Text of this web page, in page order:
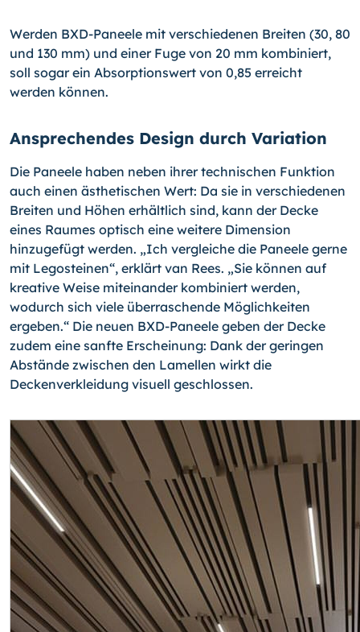
Werden BXD-Paneele mit verschiedenen Breiten (30, 80
und 130 mm) und einer Fuge von 20 mm kombiniert,
soll sogar ein Absorptionswert von 0,85 erreicht
werden kön­nen.
Ansprechendes Design durch Variation
Die Paneele haben neben ihrer technischen Funktion
auch einen ästhetischen Wert: Da sie in verschiedenen
Breiten und Höhen erhältlich sind, kann der Decke
eines Rau­mes optisch eine weitere Dimension
hinzugefügt werden. „Ich vergleiche die Paneele gerne
mit Legosteinen“, erklärt van Rees. „Sie können auf
kreative Weise miteinander kombiniert werden,
wodurch sich viele überraschende Möglichkeiten
ergeben.“ Die neuen BXD-Paneele geben der Decke
zudem eine sanfte Erscheinung: Dank der gerin­gen
Abstände zwischen den Lamellen wirkt die
Deckenverkleidung visuell geschlossen.